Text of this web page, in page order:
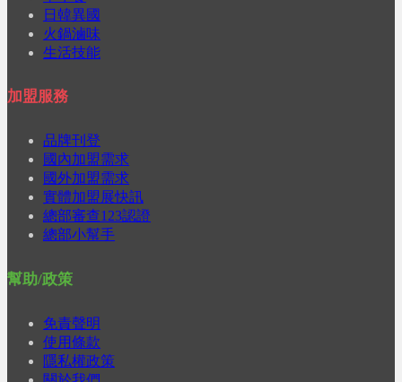
日韓異國
火鍋滷味
生活技能
加盟服務
品牌刊登
國內加盟需求
國外加盟需求
實體加盟展快訊
總部審查123認證
總部小幫手
幫助/政策
免責聲明
使用條款
隱私權政策